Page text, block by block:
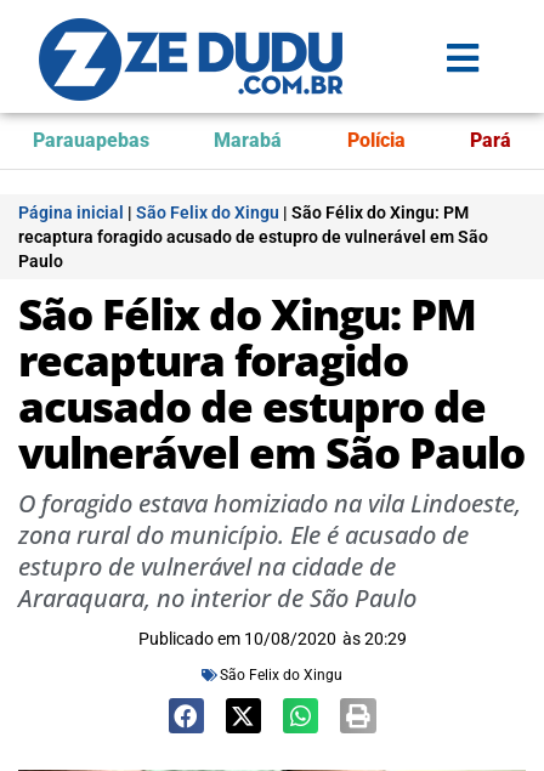
Parauapebas Marabá Polícia Pará
Página inicial | São Felix do Xingu | São Félix do Xingu: PM
recaptura foragido acusado de estupro de vulnerável em São
Paulo
São Félix do Xingu: PM
recaptura foragido
acusado de estupro de
vulnerável em São Paulo
O foragido estava homiziado na vila Lindoeste,
zona rural do município. Ele é acusado de
estupro de vulnerável na cidade de
Araraquara, no interior de São Paulo
Publicado em 10/08/2020 às 20:29
São Felix do Xingu